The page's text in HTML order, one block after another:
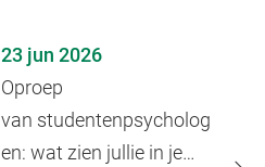
23 jun 2026
Oproep
van studentenpsycholog
en: wat zien jullie in je